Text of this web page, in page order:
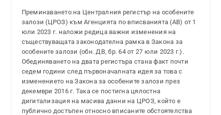
Преминаването на Централния регистър на особените
залози (ЦРОЗ) към Агенцията по вписванията (АВ) от 1
юли 2023 г. наложи редица важни изменения на
съществуващата законодателна рамка в Закона за
особените залози (обн. ДВ, бр. 64 от 27 юли 2023 г.).
Обединяването на двата регистъра стана факт почти
седем години след първоначалната идея за това с
изменението на Закона за особените залози през
декември 2016 г. Така се постигна цялостна
дигитализация на масива данни на ЦРОЗ, който е
публично достъпен относно вписаните обстоятелства